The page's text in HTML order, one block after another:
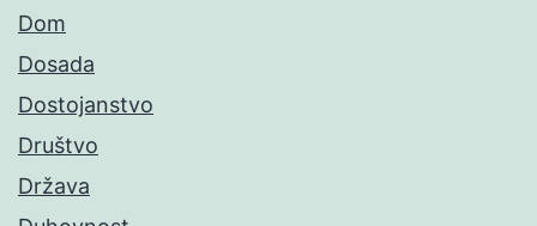
Dom
Dosada
Dostojanstvo
Društvo
Država